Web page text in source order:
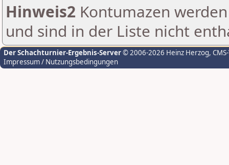
Hinweis2 Kontumazen
und sind in der Liste nicht
Der Schachturnier-Ergebnis-Server© 2006-2026 Heinz Herzog,
Impressum / Nutzungsbedingungen